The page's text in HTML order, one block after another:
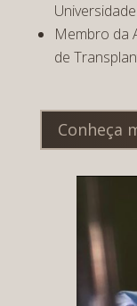
Membro da
de
Conheça